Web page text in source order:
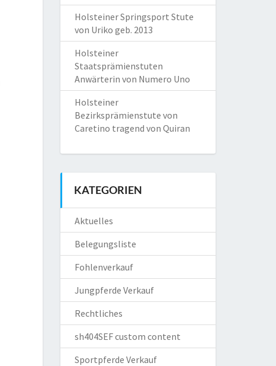
Holsteiner Springsport Stute
von Uriko geb. 2013
Holsteiner
Staatsprämienstuten
Anwärterin von Numero Uno
Holsteiner
Bezirksprämienstute von
Caretino tragend von Quiran
KATEGORIEN
Aktuelles
Belegungsliste
Fohlenverkauf
Jungpferde Verkauf
Rechtliches
sh404SEF custom content
Sportpferde Verkauf